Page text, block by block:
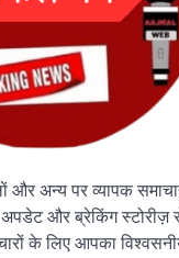
और अन्य पर व्यापक
और ब्रेकिंग
के लिए आपका